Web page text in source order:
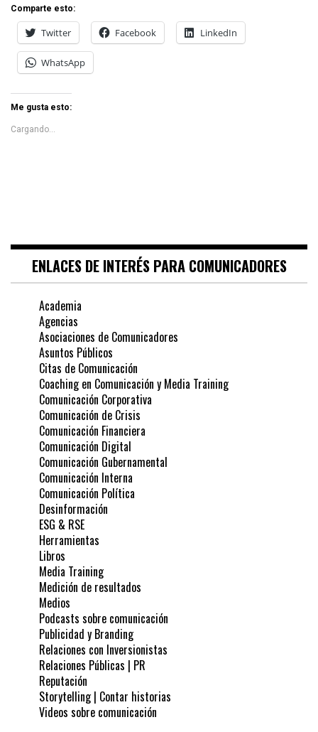
Comparte esto:
Twitter Facebook LinkedIn
WhatsApp
Me gusta esto:
Cargando...
ENLACES DE INTERÉS PARA COMUNICADORES
Academia
Agencias
Asociaciones de Comunicadores
Asuntos Públicos
Citas de Comunicación
Coaching en Comunicación y Media Training
Comunicación Corporativa
Comunicación de Crisis
Comunicación Financiera
Comunicación Digital
Comunicación Gubernamental
Comunicación Interna
Comunicación Política
Desinformación
ESG & RSE
Herramientas
Libros
Media Training
Medición de resultados
Medios
Podcasts sobre comunicación
Publicidad y Branding
Relaciones con Inversionistas
Relaciones Públicas | PR
Reputación
Storytelling | Contar historias
Videos sobre comunicación